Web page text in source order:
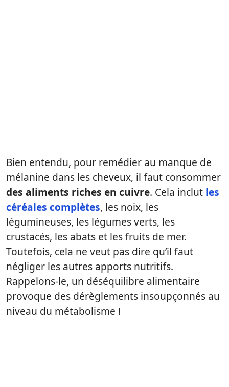
Bien entendu, pour remédier au manque de
mélanine dans les cheveux, il faut consommer
des aliments riches en cuivre. Cela inclut les
céréales complètes, les noix, les
légumineuses, les légumes verts, les
crustacés, les abats et les fruits de mer.
Toutefois, cela ne veut pas dire qu’il faut
négliger les autres apports nutritifs.
Rappelons-le, un déséquilibre alimentaire
provoque des dérèglements insoupçonnés au
niveau du métabolisme !